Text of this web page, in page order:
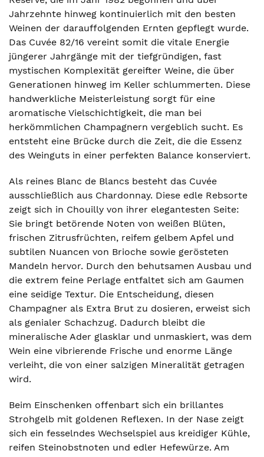
Jahrzehnte hinweg kontinuierlich mit den besten
Weinen der darauffolgenden Ernten gepflegt wurde.
Das Cuvée 82/16 vereint somit die vitale Energie
jüngerer Jahrgänge mit der tiefgründigen, fast
mystischen Komplexität gereifter Weine, die über
Generationen hinweg im Keller schlummerten. Diese
handwerkliche Meisterleistung sorgt für eine
aromatische Vielschichtigkeit, die man bei
herkömmlichen Champagnern vergeblich sucht. Es
entsteht eine Brücke durch die Zeit, die die Essenz
des Weinguts in einer perfekten Balance konserviert.
Als reines Blanc de Blancs besteht das Cuvée
ausschließlich aus Chardonnay. Diese edle Rebsorte
zeigt sich in Chouilly von ihrer elegantesten Seite:
Sie bringt betörende Noten von weißen Blüten,
frischen Zitrusfrüchten, reifem gelbem Apfel und
subtilen Nuancen von Brioche sowie gerösteten
Mandeln hervor. Durch den behutsamen Ausbau und
die extrem feine Perlage entfaltet sich am Gaumen
eine seidige Textur. Die Entscheidung, diesen
Champagner als Extra Brut zu dosieren, erweist sich
als genialer Schachzug. Dadurch bleibt die
mineralische Ader glasklar und unmaskiert, was dem
Wein eine vibrierende Frische und enorme Länge
verleiht, die von einer salzigen Mineralität getragen
wird.
Beim Einschenken offenbart sich ein brillantes
Strohgelb mit goldenen Reflexen. In der Nase zeigt
sich ein fesselndes Wechselspiel aus kreidiger Kühle,
reifen Steinobstnoten und edler Hefewürze. Am